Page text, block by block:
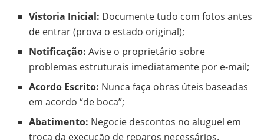
Vistoria Inicial: Documente tudo com fotos antes
de entrar (prova o estado original);
Notificação: Avise o proprietário sobre
problemas estruturais imediatamente por e-mail;
Acordo Escrito: Nunca faça obras úteis baseadas
em acordo “de boca”;
Abatimento: Negocie descontos no aluguel em
troca da execução de reparos necessários.